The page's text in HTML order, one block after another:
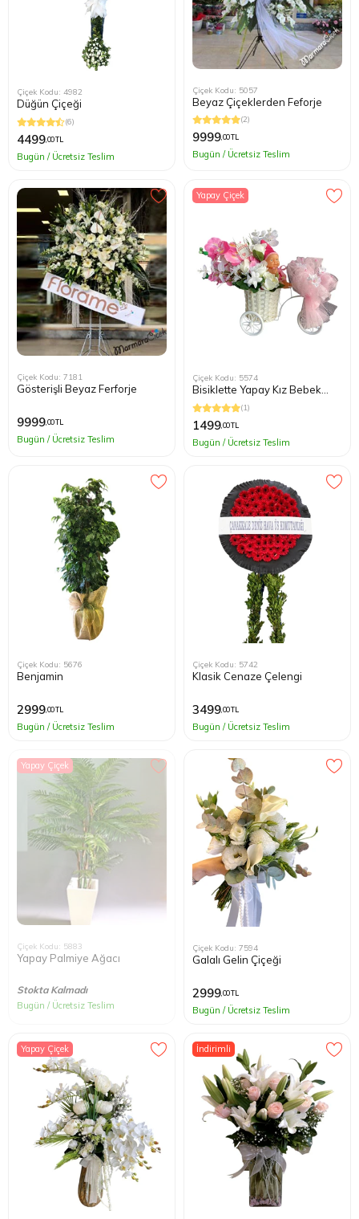
Çiçek Kodu: 4982
Düğün Çiçeği
(6)
4499,00 TL
Bugün / Ücretsiz Teslim
Çiçek Kodu: 5057
Beyaz Çiçeklerden Feforje
(2)
9999,00 TL
Bugün / Ücretsiz Teslim
Çiçek Kodu: 7181
Gösterişli Beyaz Ferforje
9999,00 TL
Bugün / Ücretsiz Teslim
Yapay Çiçek
Çiçek Kodu: 5574
Bisiklette Yapay Kız Bebek
Çiçeği
(1)
1499,00 TL
Bugün / Ücretsiz Teslim
Çiçek Kodu: 5676
Benjamin
2999,00 TL
Bugün / Ücretsiz Teslim
Çiçek Kodu: 5742
Klasik Cenaze Çelengi
3499,00 TL
Bugün / Ücretsiz Teslim
Yapay Çiçek
Çiçek Kodu: 5883
Yapay Palmiye Ağacı
Stokta Kalmadı
Bugün / Ücretsiz Teslim
Çiçek Kodu: 7594
Galalı Gelin Çiçeği
2999,00 TL
Bugün / Ücretsiz Teslim
Yapay Çiçek İndirimli